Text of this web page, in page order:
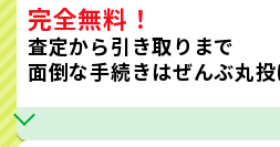
完全無料！
査定から引き取りまで
面倒な手続きはぜんぶ丸